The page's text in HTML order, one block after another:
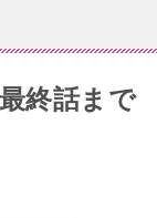
終話まで